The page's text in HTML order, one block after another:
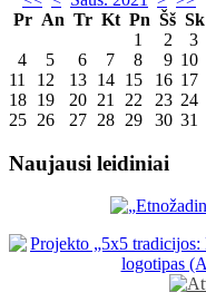
Pr An Tr Kt Pn Šš Sk
1
2
3
4
5 6 7 8 9 10
11
12 13 14 15 16 17
18 19 20 21 22 23 24
25 26 27 28 29 30 31
Naujausi leidiniai